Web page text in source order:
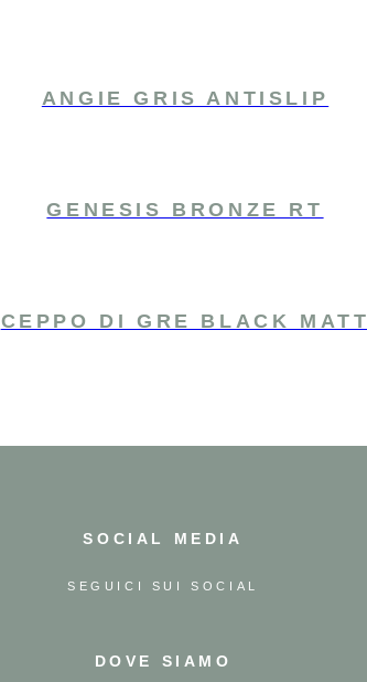
ANGIE GRIS ANTISLIP
GENESIS BRONZE RT
CEPPO DI GRE BLACK MATT
SOCIAL MEDIA
SEGUICI SUI SOCIAL
DOVE SIAMO